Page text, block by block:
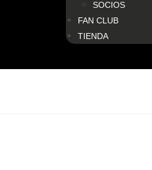
SOCIOS
FAN CLUB
TIENDA